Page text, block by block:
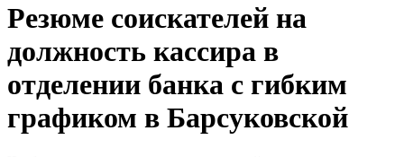
Резюме соискателей на
должность кассира в
отделении банка с гибким
графиком в Барсуковской